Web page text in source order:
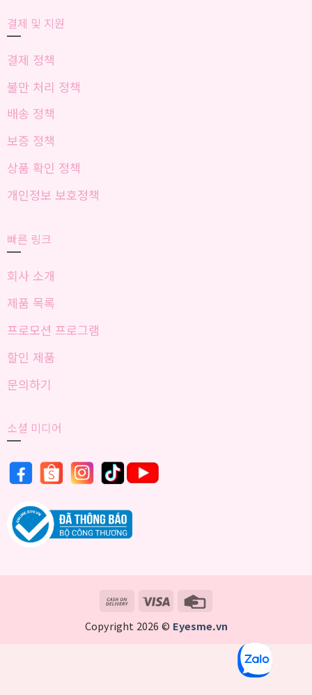
결제 및 지원
결제 정책
불만 처리 정책
배송 정책
보증 정책
상품 확인 정책
개인정보 보호정책
빠른 링크
회사 소개
제품 목록
프로모션 프로그램
할인 제품
문의하기
소셜 미디어
Cash
Delivery
Visa
Copyright 2026 © Eyesme.vn